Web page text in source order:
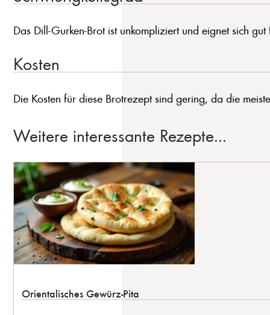
Das Dill-Gurken-Brot ist unkompliziert und eignet sich
Kosten
Die Kosten für diese Brotrezept sind gering, da die
Weitere interessante Rezepte...
Orientalisches Gewürz-Pita